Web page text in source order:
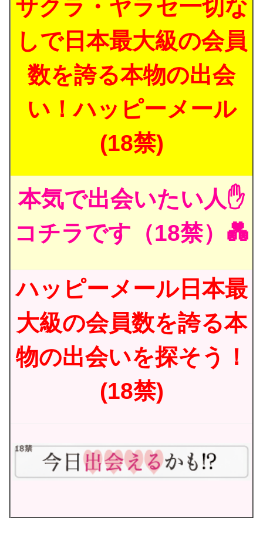
サクラ・ヤラセ一切な
しで日本最大級の会員
数を誇る本物の出会
い！ハッピーメール
(18禁)
本気で出会いたい人✋
コチラです（18禁）💑
ハッピーメール日本最
大級の会員数を誇る本
物の出会いを探そう！
(18禁)